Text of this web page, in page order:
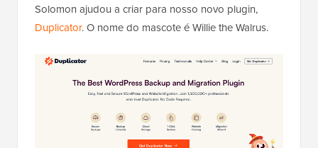
Solomon ajudou a criar para nosso novo plugin,
Duplicator. O nome do mascote é Willie the Walrus.